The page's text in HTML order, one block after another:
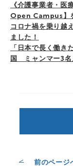
《介護事業者・
Open Campus】
コロナ禍を乗り越
ました！
「日本で長く働き
国 ミャンマー3名
前のページ